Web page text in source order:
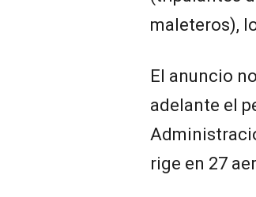
maleteros),
El anuncio
adelante el
rige en 27